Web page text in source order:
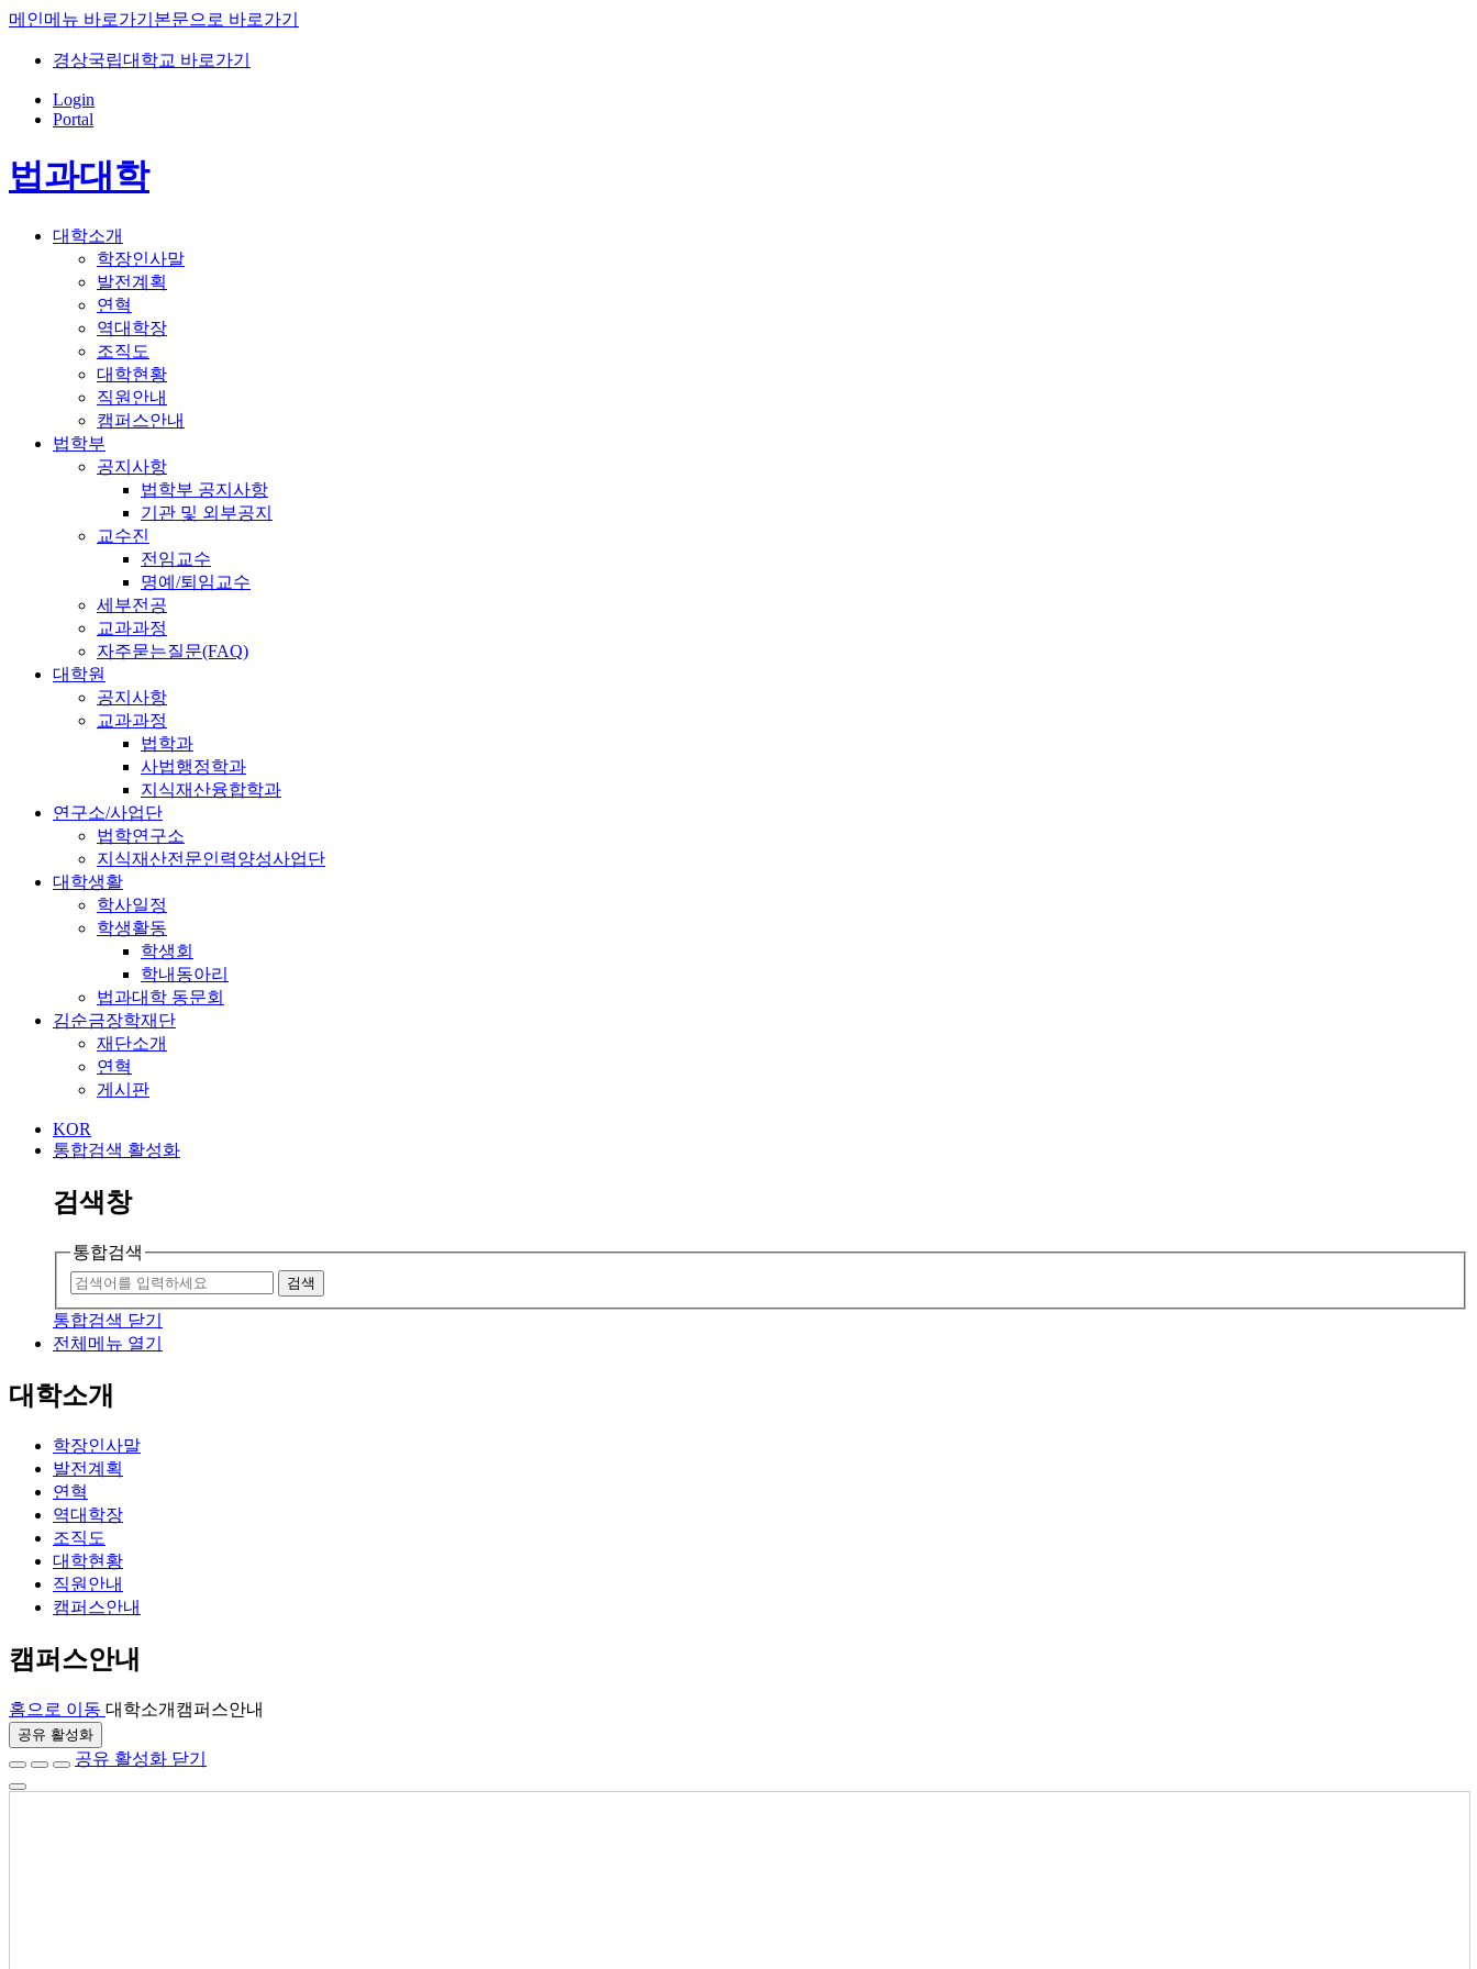
메인메뉴 바로가기 본문으로 바로가기
경상국립대학교 바로가기
Login
Portal
법과대학
대학소개
학장인사말
발전계획
연혁
역대학장
조직도
대학현황
직원안내
캠퍼스안내
법학부
공지사항
법학부 공지사항
기관 및 외부공지
교수진
전임교수
명예/퇴임교수
세부전공
교과과정
자주묻는질문(FAQ)
대학원
공지사항
교과과정
법학과
사법행정학과
지식재산융합학과
연구소/사업단
법학연구소
지식재산전문인력양성사업단
대학생활
학사일정
학생활동
학생회
학내동아리
법과대학 동문회
김순금장학재단
재단소개
연혁
게시판
KOR
통합검색 활성화
검색창
통합검색
검색
통합검색 닫기
전체메뉴 열기
대학소개
학장인사말
발전계획
연혁
역대학장
조직도
대학현황
직원안내
캠퍼스안내
캠퍼스안내
홈으로 이동 대학소개 캠퍼스안내
공유 활성화
공유 활성화 닫기